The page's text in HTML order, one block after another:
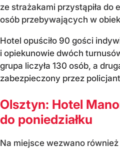
ze strażakami przystąpiła do
osób przebywających w
Hotel opuściło 90 gości
i opiekunowie dwóch
grupa liczyła 130 osób, a
zabezpieczony przez
Olsztyn: Hotel
do poniedziałku
Na miejsce wezwano